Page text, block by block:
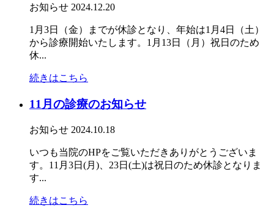
お知らせ 2024.12.20
1月3日（金）までが休診となり、年始は1月4日（土）
から診療開始いたします。1月13日（月）祝日のため
休...
続きはこちら
11月の診療のお知らせ
お知らせ 2024.10.18
いつも当院のHPをご覧いただきありがとうございま
す。11月3日(月)、23日(土)は祝日のため休診となりま
す...
続きはこちら